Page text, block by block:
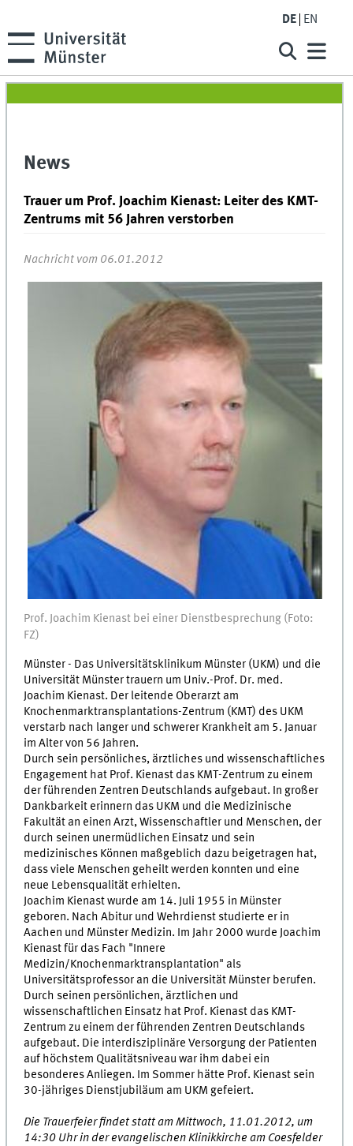
DE EN
News
Trauer um Prof. Joachim Kienast: Leiter des KMT-
Zentrums mit 56 Jahren verstorben
Nachricht vom 06.01.2012
Prof. Joachim Kienast bei einer Dienstbesprechung (Foto:
FZ)
Münster - Das Universitätsklinikum Münster (UKM) und die
Universität Münster trauern um Univ.-Prof. Dr. med.
Joachim Kienast. Der leitende Oberarzt am
Knochenmarktransplantations-Zentrum (KMT) des UKM
verstarb nach langer und schwerer Krankheit am 5. Januar
im Alter von 56 Jahren.
Durch sein persönliches, ärztliches und wissenschaftliches
Engagement hat Prof. Kienast das KMT-Zentrum zu einem
der führenden Zentren Deutschlands aufgebaut. In großer
Dankbarkeit erinnern das UKM und die Medizinische
Fakultät an einen Arzt, Wissenschaftler und Menschen, der
durch seinen unermüdlichen Einsatz und sein
medizinisches Können maßgeblich dazu beigetragen hat,
dass viele Menschen geheilt werden konnten und eine
neue Lebensqualität erhielten.
Joachim Kienast wurde am 14. Juli 1955 in Münster
geboren. Nach Abitur und Wehrdienst studierte er in
Aachen und Münster Medizin. Im Jahr 2000 wurde Joachim
Kienast für das Fach "Innere
Medizin/Knochenmarktransplantation" als
Universitätsprofessor an die Universität Münster berufen.
Durch seinen persönlichen, ärztlichen und
wissenschaftlichen Einsatz hat Prof. Kienast das KMT-
Zentrum zu einem der führenden Zentren Deutschlands
aufgebaut. Die interdisziplinäre Versorgung der Patienten
auf höchstem Qualitätsniveau war ihm dabei ein
besonderes Anliegen. Im Sommer hätte Prof. Kienast sein
30-jähriges Dienstjubiläum am UKM gefeiert.
Die Trauerfeier findet statt am Mittwoch, 11.01.2012, um
14:30 Uhr in der evangelischen Klinikkirche am Coesfelder